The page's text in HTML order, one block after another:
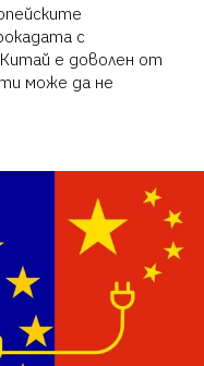
с
е доволен от
може да не